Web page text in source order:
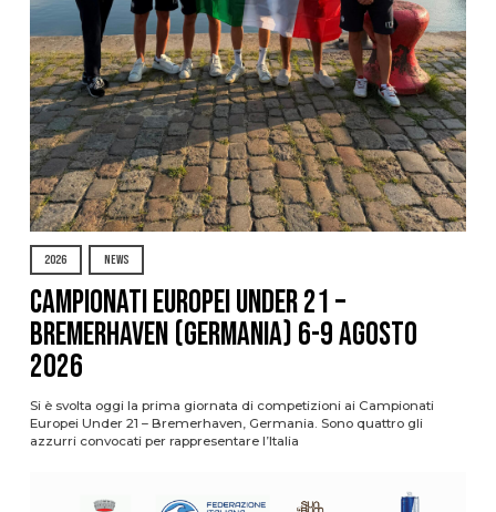
2026 NEWS
Campionati Europei Under 21 –
Bremerhaven (Germania) 6-9 agosto
2026
Si è svolta oggi la prima giornata di competizioni ai Campionati
Europei Under 21 – Bremerhaven, Germania. Sono quattro gli
azzurri convocati per rappresentare l’Italia